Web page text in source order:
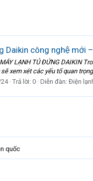
Daikin công nghệ mới
MÁY LẠNH TỦ ĐỨNG
xem xét các yếu tố quan
Trả lời: 0 Diễn đàn: Điện
quốc